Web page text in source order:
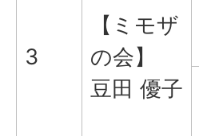
3
【ミモザ
の会】
豆田 優子